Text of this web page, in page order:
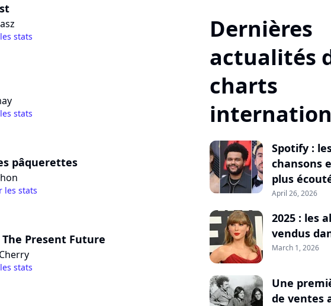
stats
stats
pâquerettes
les stats
Present Future
stats
Dernières
actualités
charts
Spotify :
chansons
plus
April 26, 2026
2025 : les
vendus
March 1, 2026
Une
de ventes